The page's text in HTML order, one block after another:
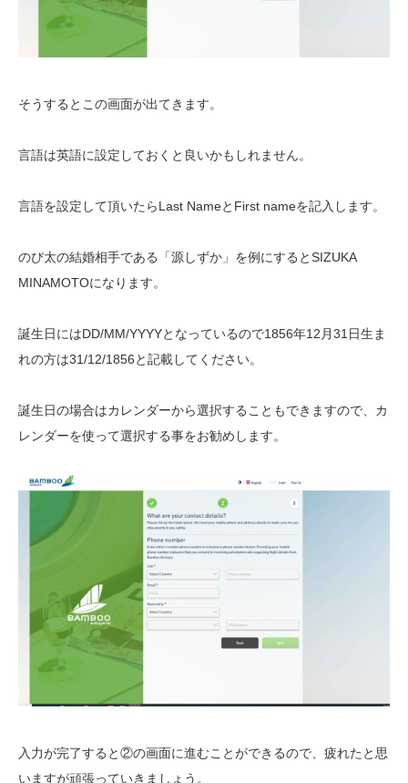
そうするとこの画面が出てきます。
言語は英語に設定しておくと良いかもしれません。
言語を設定して頂いたらLast NameとFirst nameを記入します。
のび太の結婚相手である「源しずか」を例にするとSIZUKA
MINAMOTOになります。
誕生日にはDD/MM/YYYYとなっているので1856年12月31日生ま
れの方は31/12/1856と記載してください。
誕生日の場合はカレンダーから選択することもできますので、カ
レンダーを使って選択する事をお勧めします。
入力が完了すると②の画面に進むことができるので、疲れたと思
いますが頑張っていきましょう。